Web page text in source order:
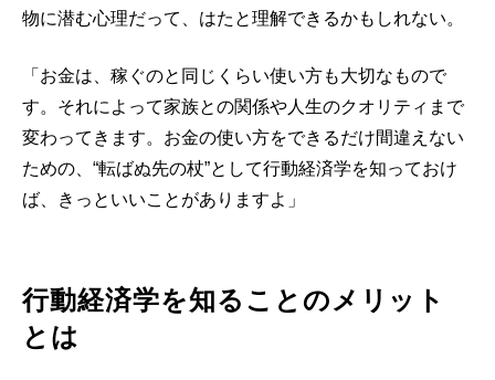
物に潜む心理だって、はたと理解できるかもしれない。
「お金は、稼ぐのと同じくらい使い方も大切なもので
す。それによって家族との関係や人生のクオリティまで
変わってきます。お金の使い方をできるだけ間違えない
ための、“転ばぬ先の杖”として行動経済学を知っておけ
ば、きっといいことがありますよ」
行動経済学を知ることのメリット
とは